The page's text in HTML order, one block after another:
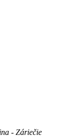
- Záriečie